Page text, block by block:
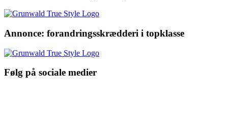
Annonce: forandringsskrædderi i topklasse
Følg på sociale medier